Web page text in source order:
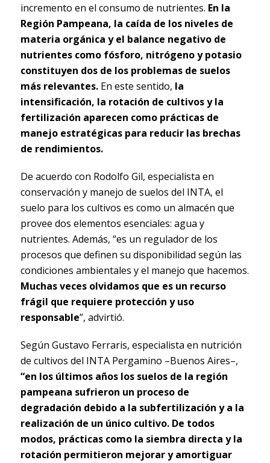
incremento en el consumo de nutrientes. En la
Región Pampeana, la caída de los niveles de
materia orgánica y el balance negativo de
nutrientes como fósforo, nitrógeno y potasio
constituyen dos de los problemas de suelos
más relevantes.En este sentido, la
intensificación, la rotación de cultivos y la
fertilización aparecen como prácticas de
manejo estratégicas para reducir las brechas
de rendimientos.
De acuerdo con Rodolfo Gil, especialista en
conservación y manejo de suelos del INTA, el
suelo para los cultivos es como un almacén que
provee dos elementos esenciales: agua y
nutrientes. Además, “es un regulador de los
procesos que definen su disponibilidad según las
condiciones ambientales y el manejo que hacemos.
Muchas veces olvidamos que es un recurso
frágil que requiere protección y uso
responsable”, advirtió.
Según Gustavo Ferraris, especialista en nutrición
de cultivos del INTA Pergamino –Buenos Aires–,
“en los últimos años los suelos de la región
pampeana sufrieron un proceso de
degradación debido a la subfertilización y a la
realización de un único cultivo. De todos
modos, prácticas como la siembra directa y la
rotación permitieron mejorar y amortiguar